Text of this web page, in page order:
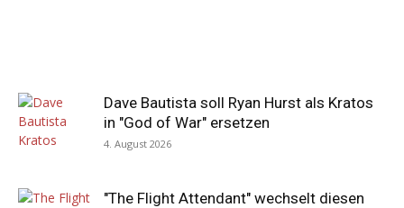
Dave Bautista soll Ryan Hurst als Kratos
in "God of War" ersetzen
4. August 2026
"The Flight Attendant" wechselt diesen